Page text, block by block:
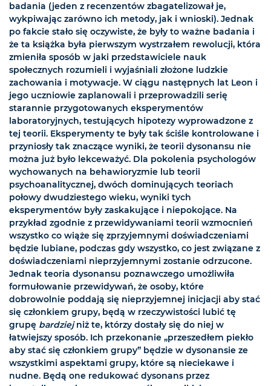
badania (jeden z recenzentów zbagatelizował je,
wykpiwając zarówno ich metody, jak i wnioski). Jednak
po fakcie stało się oczywiste, że były to ważne badania i
że ta książka była pierwszym wystrzałem rewolucji, która
zmieniła sposób w jaki przedstawiciele nauk
społecznych rozumieli i wyjaśniali złożone ludzkie
zachowania i motywacje. W ciągu następnych lat Leon i
jego uczniowie zaplanowali i przeprowadzili serię
starannie przygotowanych eksperymentów
laboratoryjnych, testujących hipotezy wyprowadzone z
tej teorii. Eksperymenty te były tak ściśle kontrolowane i
przyniosły tak znaczące wyniki, że teorii dysonansu nie
można już było lekceważyć. Dla pokolenia psychologów
wychowanych na behawioryzmie lub teorii
psychoanalitycznej, dwóch dominujących teoriach
połowy dwudziestego wieku, wyniki tych
eksperymentów były zaskakujące i niepokojące. Na
przykład zgodnie z przewidywaniami teorii wzmocnień
wszystko co wiąże się zprzyjemnymi doświadczeniami
będzie lubiane, podczas gdy wszystko, co jest związane z
doświadczeniami nieprzyjemnymi zostanie odrzucone.
Jednak teoria dysonansu poznawczego umożliwiła
formułowanie przewidywań, że osoby, które
dobrowolnie poddają się nieprzyjemnej inicjacji aby stać
się członkiem grupy, będą w rzeczywistości lubić tę
grupę bardziejniż te, którzy dostały się do niej w
łatwiejszy sposób. Ich przekonanie „przeszedłem piekło
aby stać się członkiem grupy” będzie w dysonansie ze
wszystkimi aspektami grupy, które są nieciekawe i
nudne. Będą one redukować dysonans przez